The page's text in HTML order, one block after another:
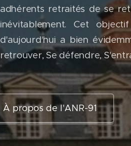
adhérents retraités de se
inévitablement. Cet
d'aujourd'hui a bien
retrouver, Se défendre,
À propos de l'ANR-91